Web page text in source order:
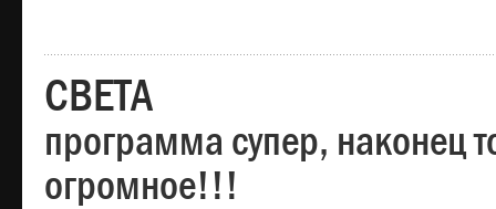
СВЕТА
программа супер, наконец
огромное!!!